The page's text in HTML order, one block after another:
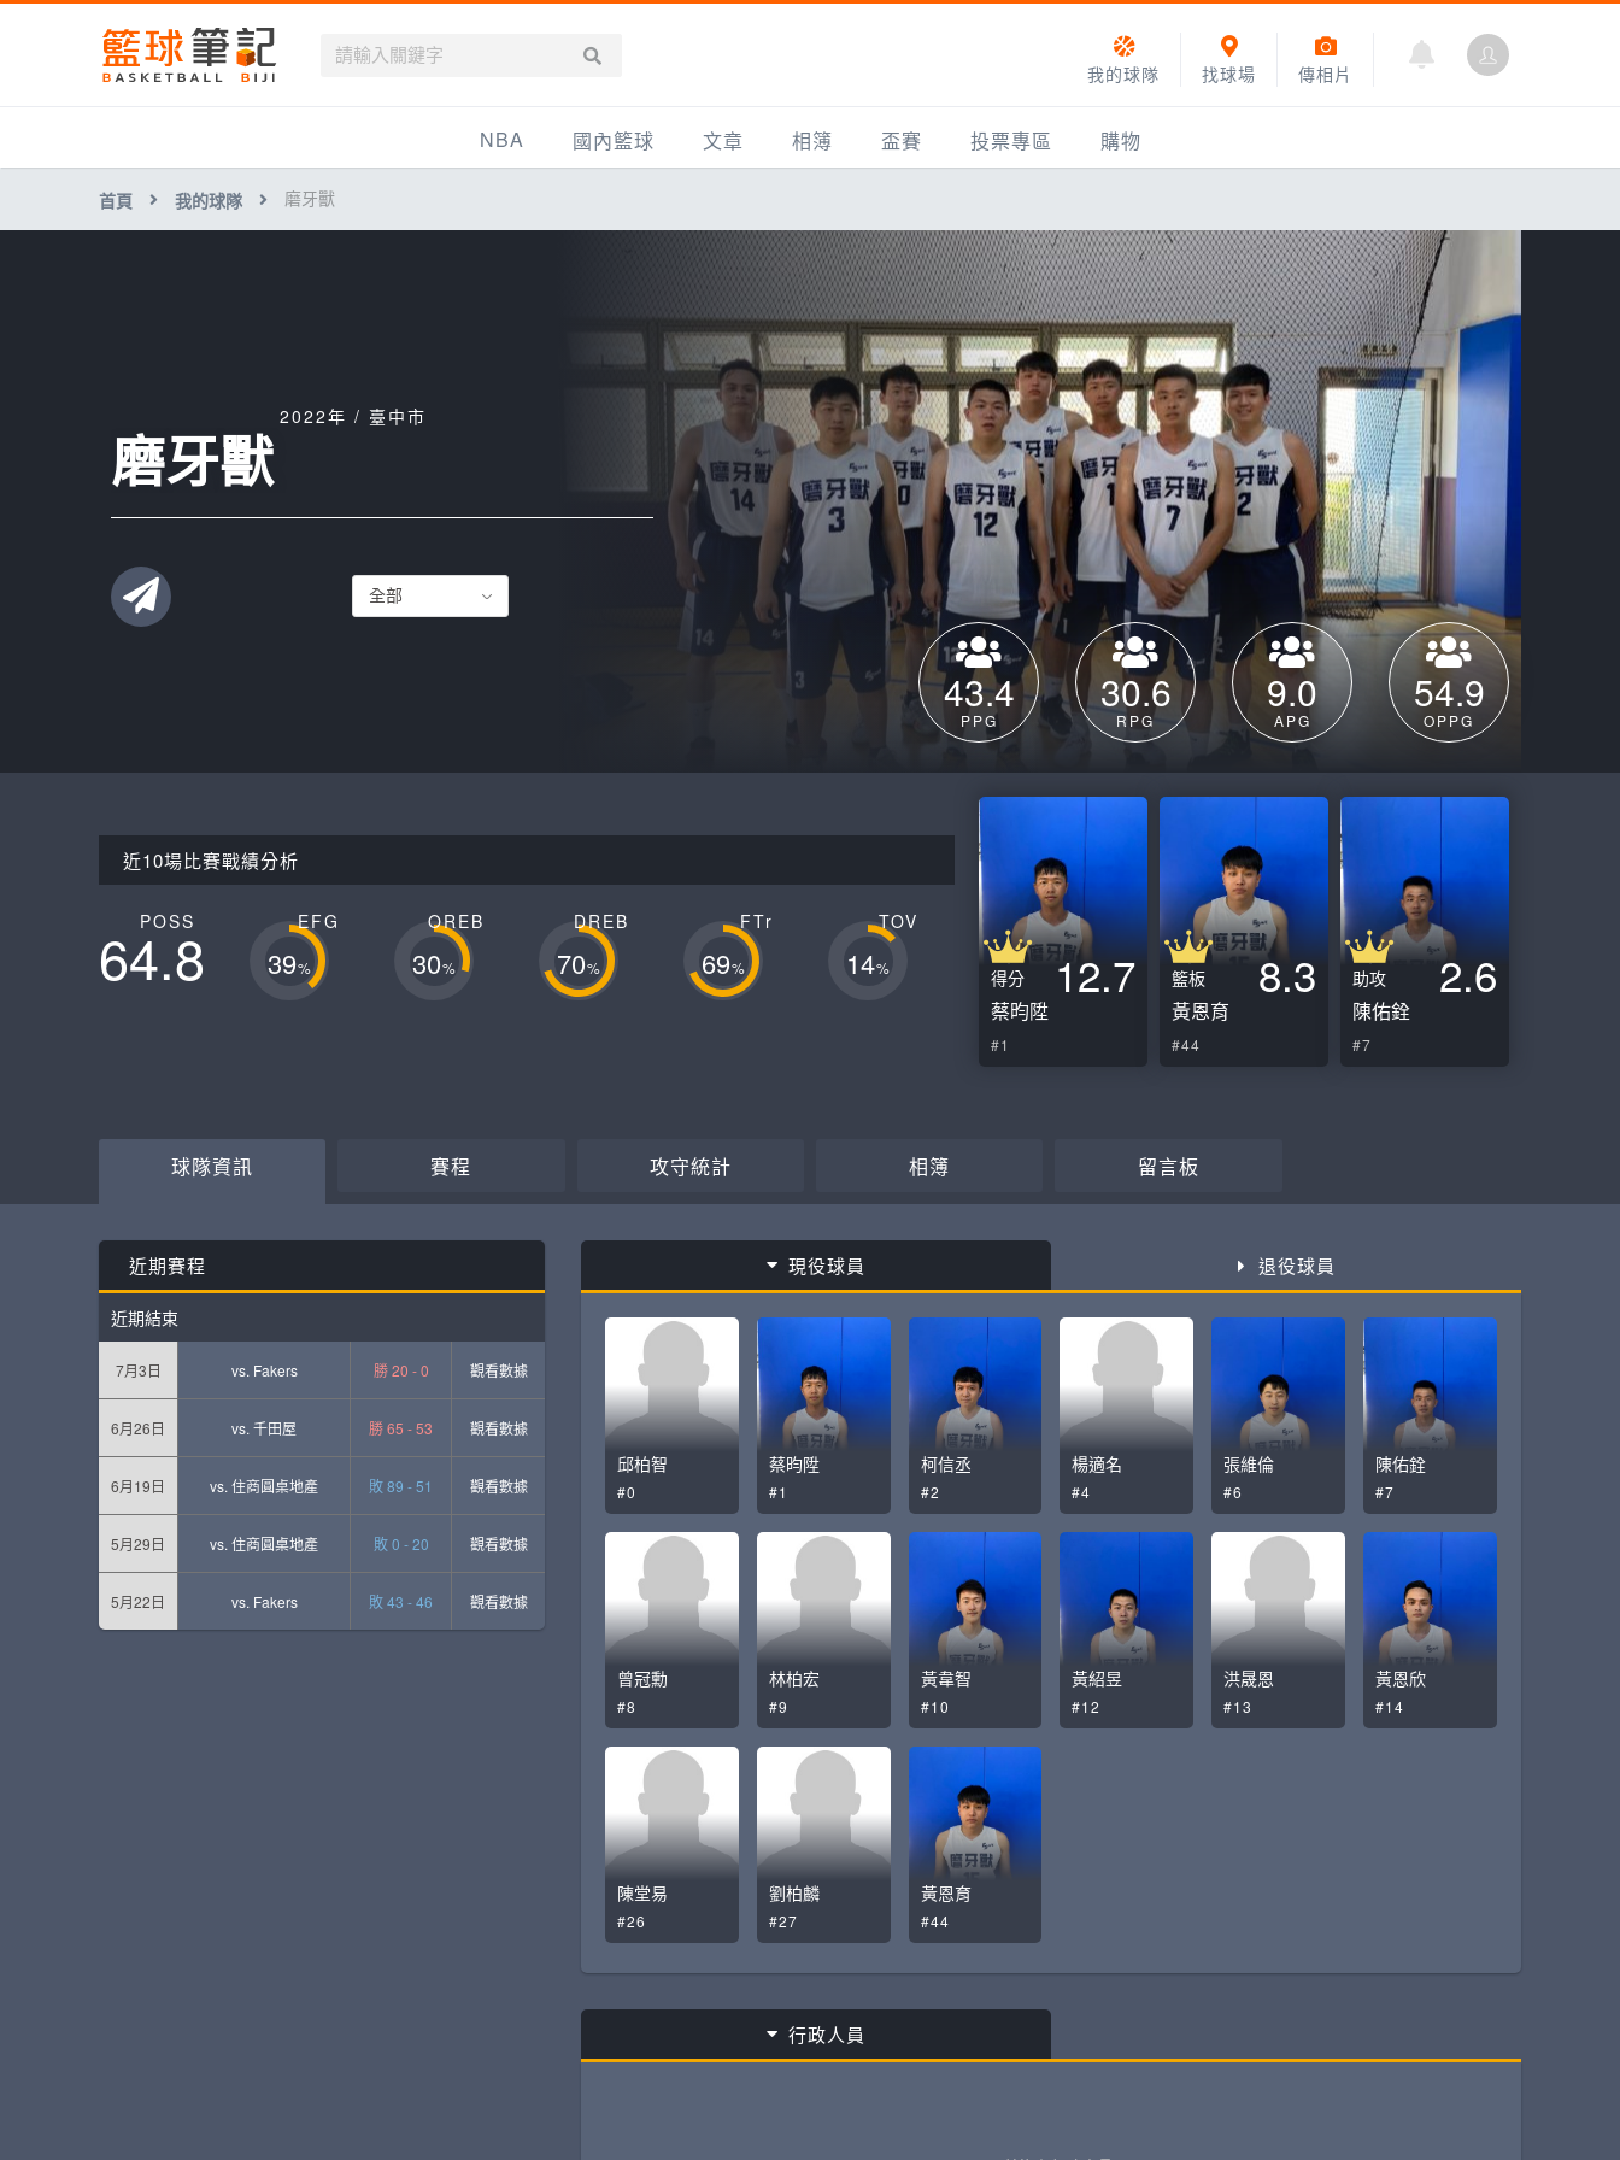
傳相片
找球場
我的球隊
NBA 國內籃球 文章
新聞報導
產品活動
知識分享
球鞋開箱
主打專題
相簿
網友相簿
影片專區
盃賽
Ding Yu頂煜籃球聯盟
TYGS籃球聯盟
SCBL 三重康克斯籃球聯盟
UBL
SHUBL世新籃球聯盟
SBC輔大超級盃
TBL淡水籃球聯盟
ELITE週日籃球聯盟
三重女子籃球聯盟
TBSL高中乙組小聯盟
淡水豆花聯盟
EMPOWER引爆運動訓練
月見山Max League
Rise Basketball League
屏東國民聯盟
CBC中壢籃球聯盟
大港開打高雄籃球聯盟
BTC籃球聯盟
ELITE週日籃球聯盟-中壢場
投票專區 購物
首頁 我的球隊 磨牙獸
43.4
PPG
30.6
RPG
9.0
APG
54.9
OPPG
2022年 / 臺中市
磨牙獸
聯絡這支球隊
近10場比賽戰績分析
POSS
64.8 EFG
39%
OREB
30%
DREB
70%
FTr
69%
TOV
14% 得分 12.7
蔡昀陞
#1
籃板 8.3
黃恩育
#44
助攻 2.6
陳佑銓
#7
球隊資訊 賽程 攻守統計 相簿 留言板
近期賽程
近期結束
7月3日 vs. Fakers 勝 20 - 0 觀看數據
6月26日 vs. 千田屋 勝 65 - 53 觀看數據
6月19日 vs. 住商圓桌地產 敗 89 - 51 觀看數據
5月29日 vs. 住商圓桌地產 敗 0 - 20 觀看數據
5月22日 vs. Fakers 敗 43 - 46 觀看數據
現役球員 退役球員
邱柏智
#0
蔡昀陞
#1
柯信丞
#2
楊適名
#4
張維倫
#6
陳佑銓
#7
曾冠勳
#8
林柏宏
#9
黃韋智
#10
黃紹昱
#12
洪晟恩
#13
黃恩欣
#14
陳堂易
#26
劉柏麟
#27
黃恩育
#44
行政人員